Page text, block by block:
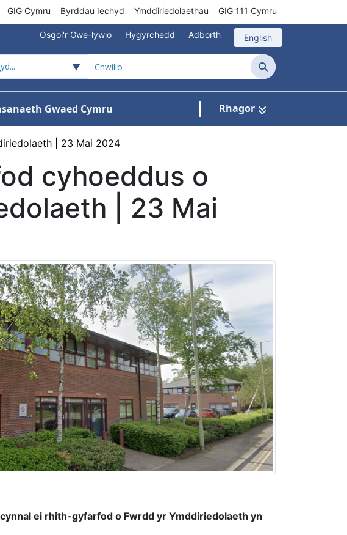
GIG Cymru Byrddau Iechyd Ymddiriedolaethau GIG 111 Cymru
Osgoi'r Gwe-lywio Hygyrchedd Adborth English
Chwilio
Gwaed Cymru Rhagor
| 23 Mai 2024
cyhoeddus o
| 23 Mai
ei rhith-gyfarfod o Fwrdd yr Ymddiriedolaeth yn